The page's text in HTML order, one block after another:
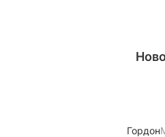
Гордон